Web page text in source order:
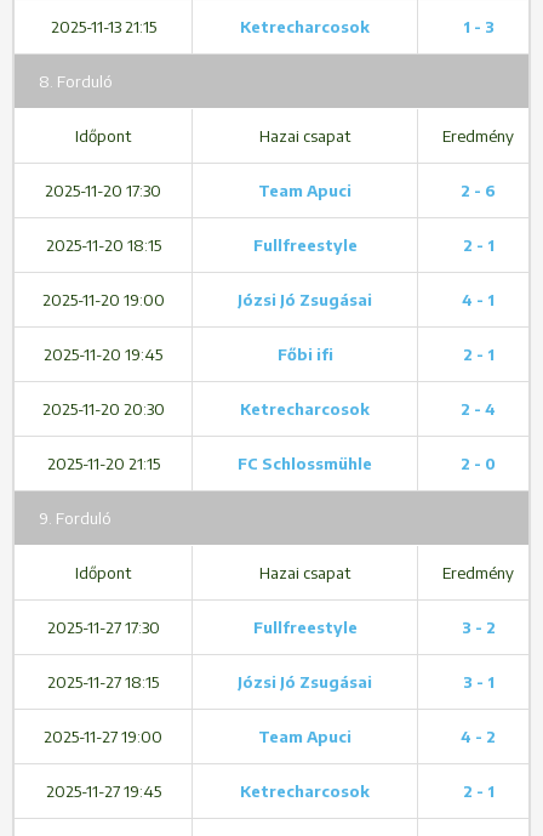
2025-11-13 21:15 Ketrecharcosok 1 - 3
8. Forduló
Időpont Hazai csapat Eredmény
2025-11-20 17:30 Team Apuci 2 - 6
2025-11-20 18:15 Fullfreestyle 2 - 1
2025-11-20 19:00 Józsi Jó Zsugásai 4 - 1
2025-11-20 19:45 Főbi ifi 2 - 1
2025-11-20 20:30 Ketrecharcosok 2 - 4
2025-11-20 21:15 FC Schlossmühle 2 - 0
9. Forduló
Időpont Hazai csapat Eredmény
2025-11-27 17:30 Fullfreestyle 3 - 2
2025-11-27 18:15 Józsi Jó Zsugásai 3 - 1
2025-11-27 19:00 Team Apuci 4 - 2
2025-11-27 19:45 Ketrecharcosok 2 - 1